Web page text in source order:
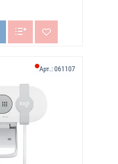
Арт.:061107